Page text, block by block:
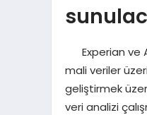
Experian ve
mali veriler
geliştirmek
veri analizi